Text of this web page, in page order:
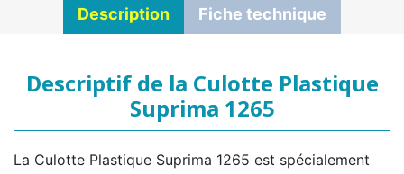
Description Fiche technique
Descriptif de la Culotte Plastique
Suprima 1265
La Culotte Plastique Suprima 1265 est spécialement